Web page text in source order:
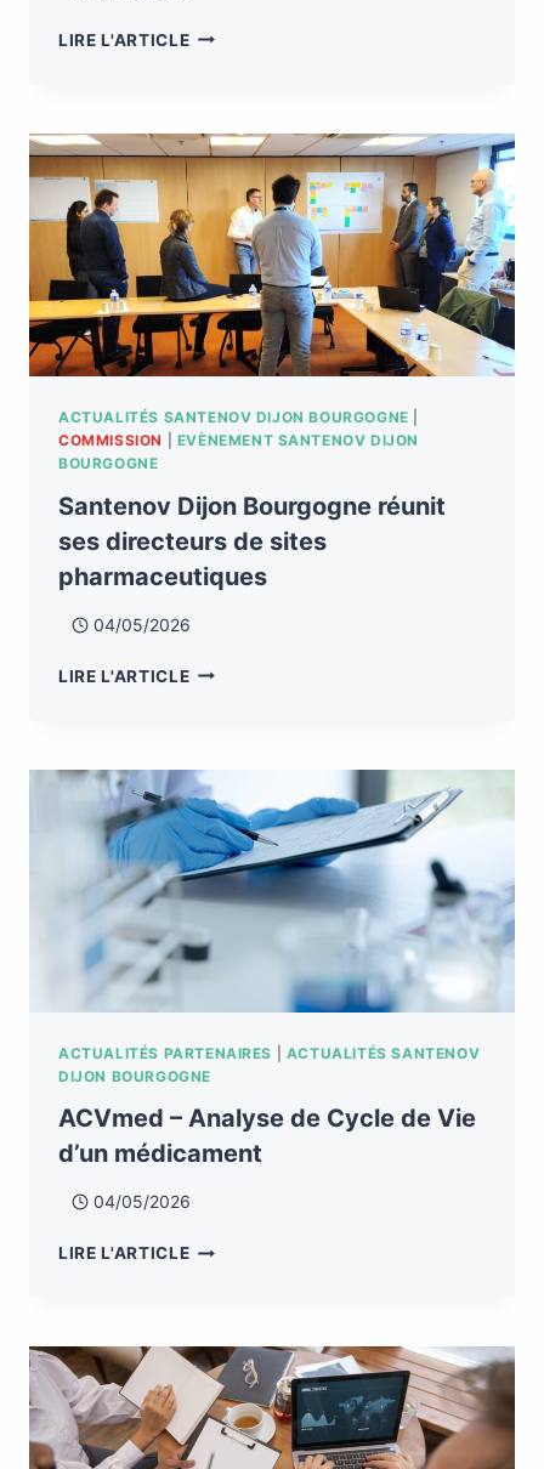
LIRE L'ARTICLE
ACTUALITÉS SANTENOV DIJON BOURGOGNE
COMMISSION
EVÈNEMENT SANTENOV DIJON
BOURGOGNE
Santenov Dijon Bourgogne réunit
ses directeurs de sites
pharmaceutiques
04/05/2026
LIRE L'ARTICLE
ACTUALITÉS PARTENAIRES
ACTUALITÉS SANTENOV
DIJON BOURGOGNE
ACVmed – Analyse de Cycle de Vie
d’un médicament
04/05/2026
LIRE L'ARTICLE